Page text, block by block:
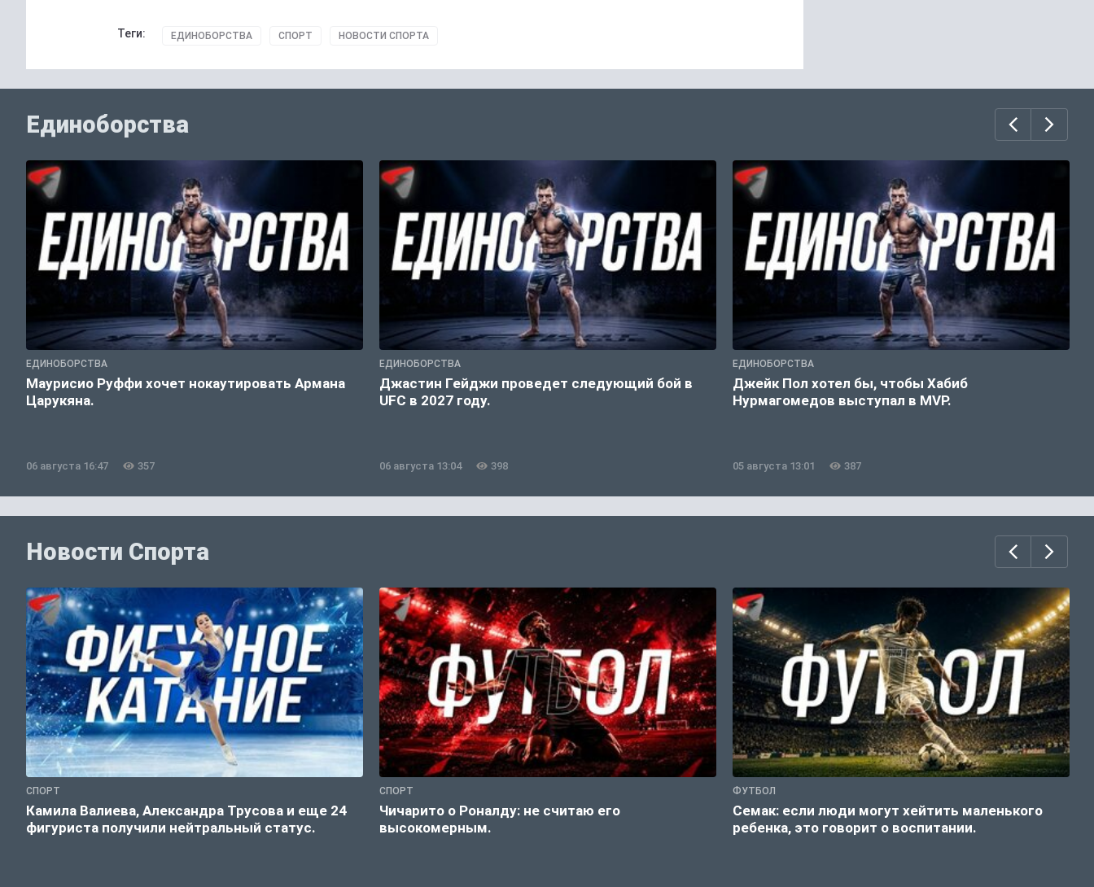
Теги: ЕДИНОБОРСТВА СПОРТ НОВОСТИ СПОРТА
Единоборства
ЕДИНОБОРСТВА
Маурисио Руффи хочет нокаутировать Армана
Царукяна.
06 августа 16:47 357
ЕДИНОБОРСТВА
Джастин Гейджи проведет следующий бой в
UFC в 2027 году.
06 августа 13:04 398
ЕДИНОБОРСТВА
Джейк Пол хотел бы, чтобы Хабиб
Нурмагомедов выступал в MVP.
05 августа 13:01 387
Новости Спорта
СПОРТ
Камила Валиева, Александра Трусова и еще 24
фигуриста получили нейтральный статус.
СПОРТ
Чичарито о Роналду: не считаю его
высокомерным.
ФУТБОЛ
Семак: если люди могут хейтить маленького
ребенка, это говорит о воспитании.